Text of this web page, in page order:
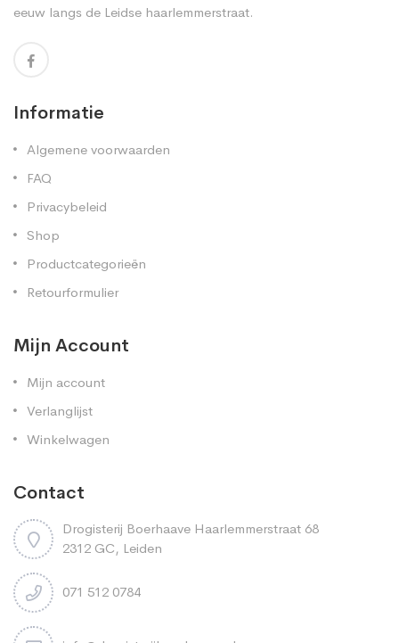
eeuw langs de Leidse haarlemmerstraat.
Informatie
Algemene voorwaarden
FAQ
Privacybeleid
Shop
Productcategorieën
Retourformulier
Mijn Account
Mijn account
Verlanglijst
Winkelwagen
Contact
Drogisterij Boerhaave Haarlemmerstraat 68
2312 GC, Leiden
071 512 0784